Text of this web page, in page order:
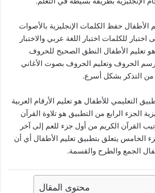
الأطفال حفظ الكلمات الإنجليزية بالأصوات
للكلمات اختبار اللغة عربي والاختبار
هو تعليم الأطفال النطق الصحيح للحروف
ورسم الحروف وتعليم الحروف بصوت الأغاني
التذكر بشكل أسرع.
التعليمي للأطفال هو تعليم الأرقام العربية
الجزء الرابع من التطبيق هو تلاوة القرآن
القرآن الكريم من أول جزء للعم إلى آخر
الخامس يتعلق بتطبيق تعليم الأطفال أي أن
الجمع والطرح والقسمة.
محتوى المقال